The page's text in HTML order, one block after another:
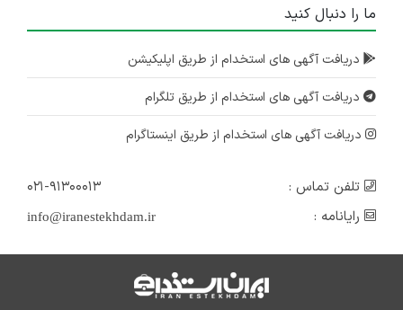
ما را دنبال کنید
دریافت آگهی های استخدام از طریق اپلیکیشن
دریافت آگهی های استخدام از طریق تلگرام
دریافت آگهی های استخدام از طریق اینستاگرام
تلفن تماس :
۰۲۱-۹۱۳۰۰۰۱۳
رایانامه :
info@iranestekhdam.ir